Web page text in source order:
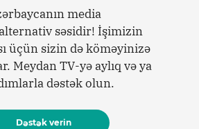
media
alternativ səsidir! İşimizin
üçün sizin də köməyinizə
Meydan TV-yə aylıq və ya
dəstək olun.
Dəstək verin